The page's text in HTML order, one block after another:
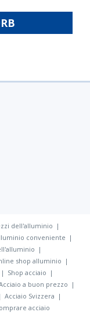
dell'alluminio
conveniente
shop alluminio
Shop acciaio
a buon prezzo
Acciaio Svizzera
acciaio